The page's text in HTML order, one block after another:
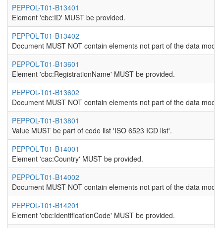
PEPPOL-T01-B13401
Element 'cbc:ID' MUST be provided.
PEPPOL-T01-B13402
Document MUST NOT contain elements not part of the data
PEPPOL-T01-B13601
Element 'cbc:RegistrationName' MUST be provided.
PEPPOL-T01-B13602
Document MUST NOT contain elements not part of the data
PEPPOL-T01-B13801
Value MUST be part of code list 'ISO 6523 ICD list'.
PEPPOL-T01-B14001
Element 'cac:Country' MUST be provided.
PEPPOL-T01-B14002
Document MUST NOT contain elements not part of the data
PEPPOL-T01-B14201
Element 'cbc:IdentificationCode' MUST be provided.